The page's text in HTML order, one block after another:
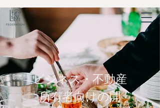
ビジネス・不動産
所有者向けの開